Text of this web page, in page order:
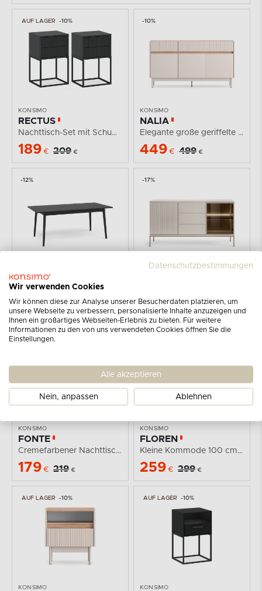
AUF LAGER -10%
KONSIMO
RECTUS
Nachttisch-Set mit Schubladen, modernes Anthrazit, 2...
189 € 209 €
-10%
KONSIMO
NALIA
Elegante große geriffelte Kommode creme/eiche
449 € 499 €
-12%
VIDIS
299 € 339 €
-17%
KONSIMO
499 € 599 €
-18%
KONSIMO
FONTE
Cremefarbener Nachttisch mit Lamellen auf hohen Beinen
179 € 219 €
KONSIMO
FLOREN
Kleine Kommode 100 cm auf goldenen Beinen, cremefarben
259 € 299 €
AUF LAGER -10%
KONSIMO
AUF LAGER -10%
KONSIMO
Datenschutzbestimmungen
Wir verwenden Cookies
Wir können diese zur Analyse unserer Besucherdaten platzieren, um
unsere Webseite zu verbessern, personalisierte Inhalte anzuzeigen und
Ihnen ein großartiges Webseiten-Erlebnis zu bieten. Für weitere
Informationen zu den von uns verwendeten Cookies öffnen Sie die
Einstellungen.
Alle akzeptieren
Nein, anpassen Ablehnen